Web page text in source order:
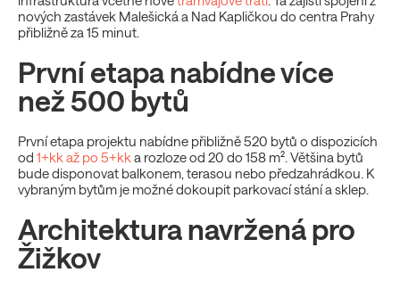
nových zastávek Malešická a Nad Kapličkou do centra Prahy
přibližně za 15 minut.
První etapa nabídne více
než 500 bytů
První etapa projektu nabídne přibližně 520 bytů o dispozicích
od 1+kk až po 5+kk a rozloze od 20 do 158 m². Většina bytů
bude disponovat balkonem, terasou nebo předzahrádkou. K
vybraným bytům je možné dokoupit parkovací stání a sklep.
Architektura navržená pro
Žižkov